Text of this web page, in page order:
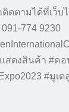
ตามได้ที่เว็บ
774 9230
สดงสินค้า #ค
#มูเ